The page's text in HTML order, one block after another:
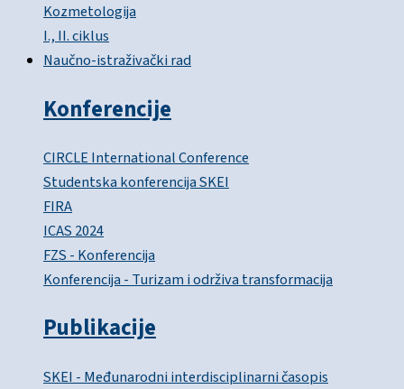
Kozmetologija
I., II. ciklus
Naučno-istraživački rad
Konferencije
CIRCLE International Conference
Studentska konferencija SKEI
FIRA
ICAS 2024
FZS - Konferencija
Konferencija - Turizam i održiva transformacija
Publikacije
SKEI - Međunarodni interdisciplinarni časopis